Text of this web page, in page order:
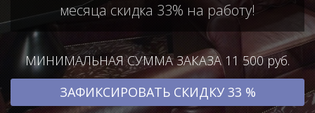
месяца скидка 33% на работу!
МИНИМАЛЬНАЯ СУММА ЗАКАЗА 11 500 руб.
ЗАФИКСИРОВАТЬ СКИДКУ 33 %